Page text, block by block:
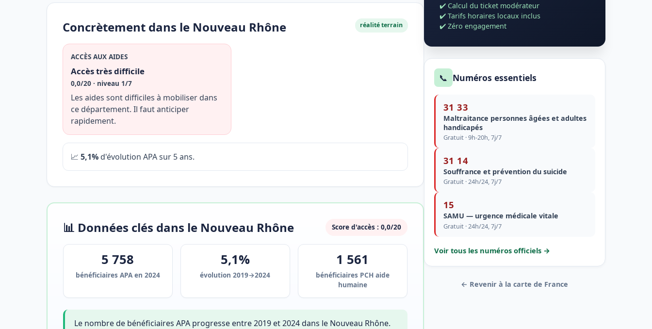
Concrètement dans le Nouveau Rhône réalité terrain
ACCÈS AUX AIDES
Accès très difficile
0,0/20 · niveau 1/7
Les aides sont difficiles à mobiliser dans
ce département. Il faut anticiper
rapidement.
📈 5,1% d'évolution APA sur 5 ans.
📊 Données clés dans le Nouveau Rhône Score d'accès : 0,0/20
5 758
bénéficiaires APA en 2024
5,1%
évolution 2019→2024
1 561
bénéficiaires PCH aide
humaine
Le nombre de bénéficiaires APA progresse entre 2019 et 2024 dans le Nouveau Rhône.
✔️ Calcul du ticket modérateur
✔️ Tarifs horaires locaux inclus
✔️ Zéro engagement
📞 Numéros essentiels
31 33
Maltraitance personnes âgées et adultes
handicapés
Gratuit · 9h-20h, 7j/7
31 14
Souffrance et prévention du suicide
Gratuit · 24h/24, 7j/7
15
SAMU — urgence médicale vitale
Gratuit · 24h/24, 7j/7
Voir tous les numéros officiels →
← Revenir à la carte de France